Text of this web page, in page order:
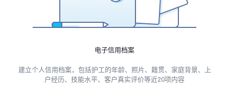
电子信用档案
建立个人信用档案，包括护工的年龄、照片、籍贯、家庭背景、上
户经历、技能水平、客户真实评价等近20项内容